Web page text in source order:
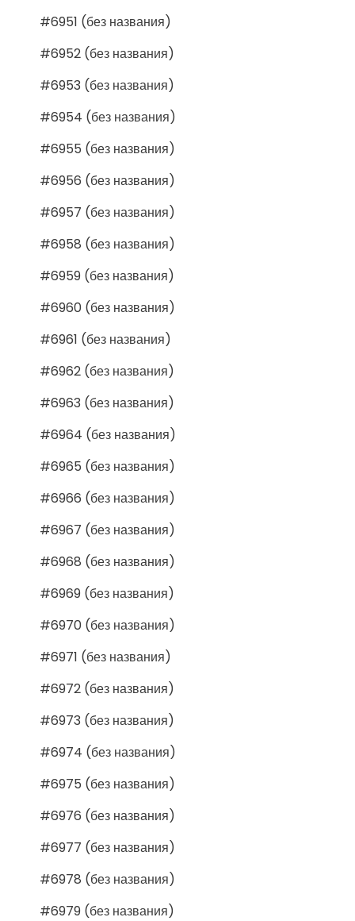
#6951 (без названия)
#6952 (без названия)
#6953 (без названия)
#6954 (без названия)
#6955 (без названия)
#6956 (без названия)
#6957 (без названия)
#6958 (без названия)
#6959 (без названия)
#6960 (без названия)
#6961 (без названия)
#6962 (без названия)
#6963 (без названия)
#6964 (без названия)
#6965 (без названия)
#6966 (без названия)
#6967 (без названия)
#6968 (без названия)
#6969 (без названия)
#6970 (без названия)
#6971 (без названия)
#6972 (без названия)
#6973 (без названия)
#6974 (без названия)
#6975 (без названия)
#6976 (без названия)
#6977 (без названия)
#6978 (без названия)
#6979 (без названия)